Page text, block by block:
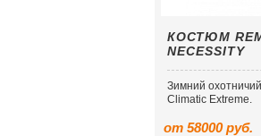
КОСТЮМ
NECESSITY
Зимний
Сlimatic Extreme.
от 58000 руб.